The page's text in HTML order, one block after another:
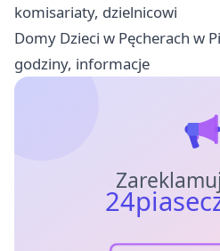
komisariaty, dzielnicowi
Domy Dzieci w Pęcherach w
godziny, informacje